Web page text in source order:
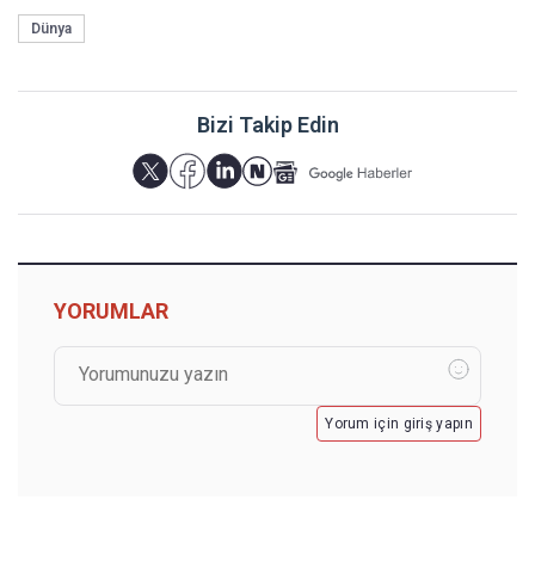
Dünya
Bizi Takip Edin
YORUMLAR
Yorum için giriş yapın